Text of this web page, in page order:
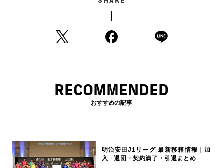
RECOMMENDED
おすすめの記事
明治安田J1リーグ 最新移籍情報｜加
入・退団・契約満了・引退まとめ